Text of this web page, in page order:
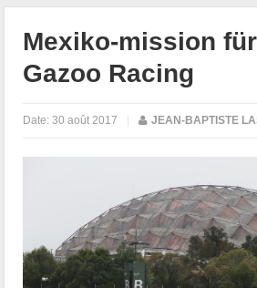
Mexiko-mission
Gazoo Racing
Date:30 août 2017 | JEAN-BAPTISTE